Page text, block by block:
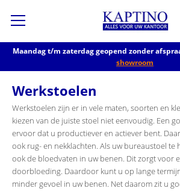
Maandag t/m zaterdag geopend zonder
showroom
Werkstoelen
Werkstoelen zijn er in vele maten, soorten en
kiezen van de juiste stoel niet eenvoudig. Een
ervoor dat u productiever en actiever bent.
ook rug- en nekklachten. Als uw bureaustoel te
ook de bloedvaten in uw benen. Dit zorgt voor
doorbloeding. Daardoor kunt u op lange
minder gevoel in uw benen. Net daarom zit u